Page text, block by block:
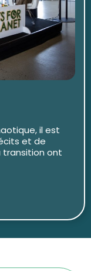
il est
et de
transition ont